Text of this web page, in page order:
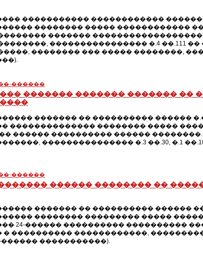
����������� ������������
�������� ����� ������������
�������
���������������� �.4 ��.111
�������� ��� ����� ��������,
������
������� ������� ������� ��
������� �� ���������� ������
�������������� �������� �����
������ ���������� ������
��������������� �.3 ��.30, �.1
������
������ �������� ��
������� �� ���������� ������
�������� ��������� �����
24-������ ���������� ����������
���������� ������������,
�����������).